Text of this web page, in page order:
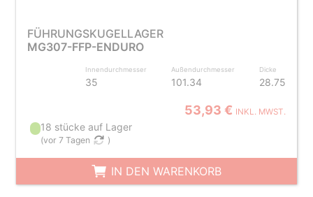
FÜHRUNGSKUGELLAGER
MG307-FFP-ENDURO
Innendurchmesser
35
Außendurchmesser
101.34
Dicke
28.75
53,93 € INKL. MWST.
18 stücke auf Lager
(vor 7 Tagen )
IN DEN WARENKORB